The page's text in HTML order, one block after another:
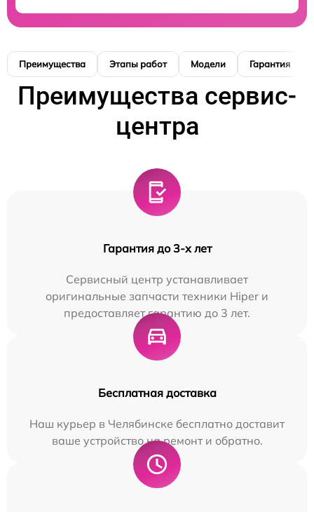
Преимущества Этапы работ Модели Гарантия
Преимущества сервис-
центра
Гарантия до 3-х лет
Сервисный центр устанавливает
оригинальные запчасти техники Hiper и
предоставляет гарантию до 3 лет.
Бесплатная доставка
Наш курьер в Челябинске бесплатно доставит
ваше устройство на ремонт и обратно.